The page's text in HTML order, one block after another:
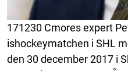
171230 Cmores expert
ishockeymatchen i SHL
den 30 december 2017 i